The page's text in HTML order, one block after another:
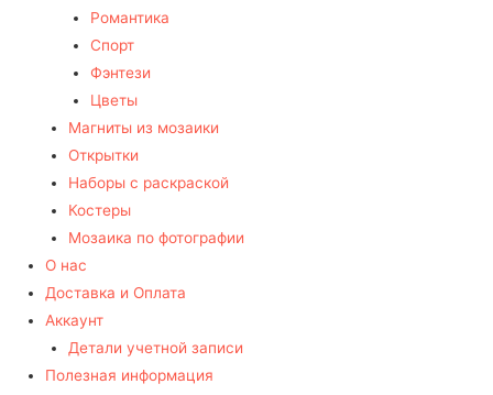
Романтика
Спорт
Фэнтези
Цветы
Магниты из мозаики
Открытки
Наборы с раскраской
Костеры
Мозаика по фотографии
О нас
Доставка и Оплата
Аккаунт
Детали учетной записи
Полезная информация